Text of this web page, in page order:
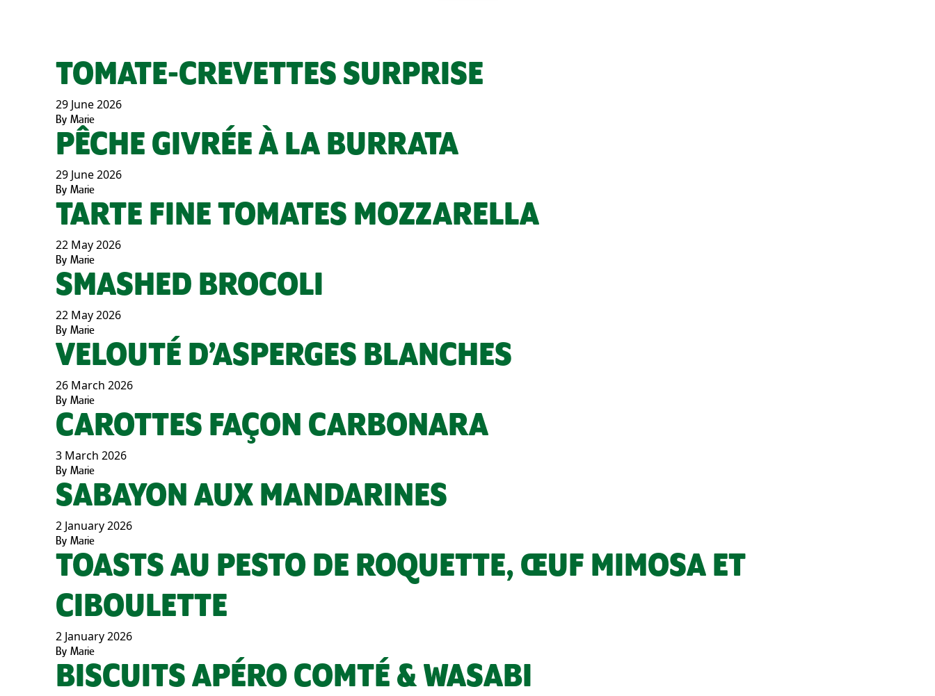
TOMATE-CREVETTES SURPRISE
29 June 2026
By Marie
PÊCHE GIVRÉE À LA BURRATA
29 June 2026
By Marie
TARTE FINE TOMATES MOZZARELLA
22 May 2026
By Marie
SMASHED BROCOLI
22 May 2026
By Marie
VELOUTÉ D’ASPERGES BLANCHES
26 March 2026
By Marie
CAROTTES FAÇON CARBONARA
3 March 2026
By Marie
SABAYON AUX MANDARINES
2 January 2026
By Marie
TOASTS AU PESTO DE ROQUETTE, ŒUF MIMOSA ET
CIBOULETTE
2 January 2026
By Marie
BISCUITS APÉRO COMTÉ & WASABI